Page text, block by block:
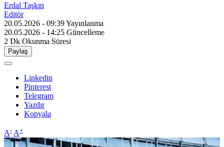
Erdal Taşkın
Editör
20.05.2026 - 09:39Yayınlanma
20.05.2026 - 14:25 Güncelleme
2 Dk Okunma Süresi
Paylaş
Linkedin
Pinterest
Telegram
Yazdır
Kopyala
A- A+